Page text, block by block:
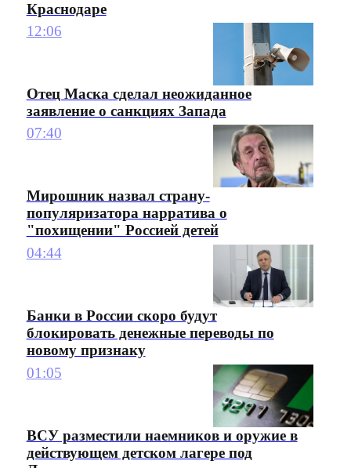
Краснодаре
12:06
Отец Маска сделал неожиданное
заявление о санкциях Запада
07:40
Мирошник назвал страну-
популяризатора нарратива о
"похищении" Россией детей
04:44
Банки в России скоро будут
блокировать денежные переводы по
новому признаку
01:05
ВСУ разместили наемников и оружие в
действующем детском лагере под